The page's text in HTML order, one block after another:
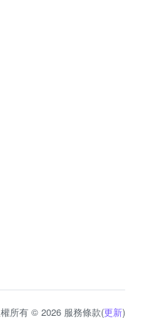
所有 © 2026 服務條款(更新)